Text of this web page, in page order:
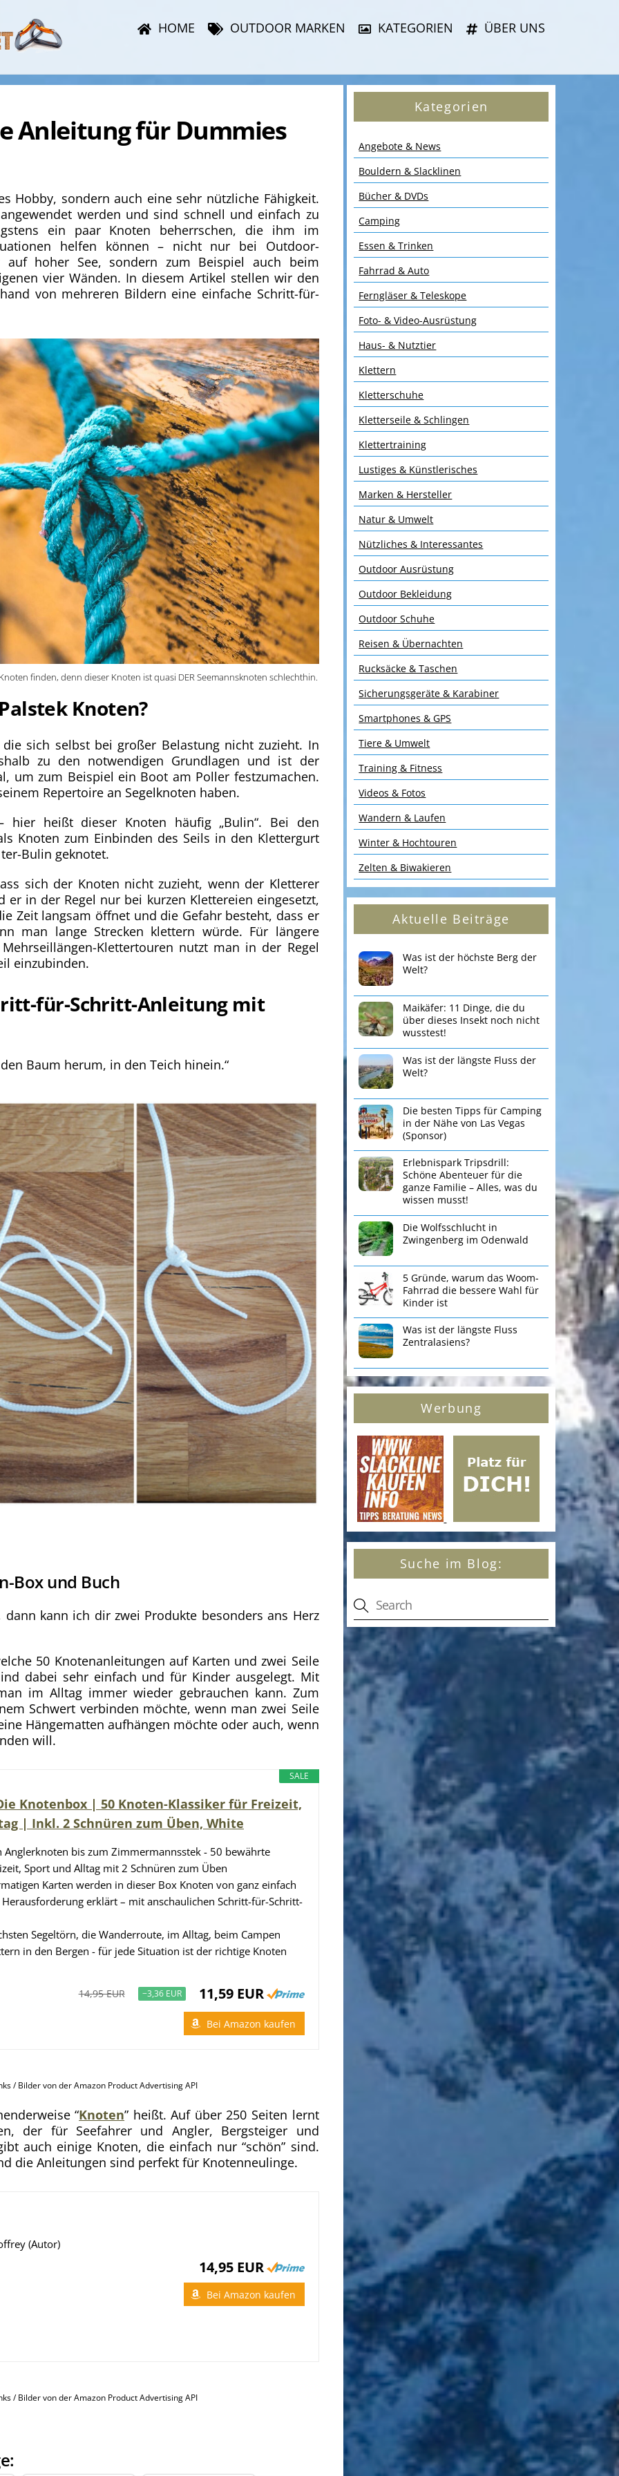
HOME OUTDOOR MARKEN KATEGORIEN ÜBER UNS
Anleitung für Dummies
Hobby, sondern auch eine sehr nützliche Fähigkeit.
werden und sind schnell und einfach zu
ein paar Knoten beherrschen, die ihm im
helfen können – nicht nur bei Outdoor-
auf hoher See, sondern zum Beispiel auch beim
vier Wänden. In diesem Artikel stellen wir den
von mehreren Bildern eine einfache Schritt-für-
finden, denn dieser Knoten ist quasi DER Seemannsknoten schlechthin.
Knoten?
sich selbst bei großer Belastung nicht zuzieht. In
zu den notwendigen Grundlagen und ist der
um zum Beispiel ein Boot am Poller festzumachen.
Repertoire an Segelknoten haben.
hier heißt dieser Knoten häufig „Bulin“. Bei den
Knoten zum Einbinden des Seils in den Klettergurt
Bulin geknotet.
sich der Knoten nicht zuzieht, wenn der Kletterer
in der Regel nur bei kurzen Klettereien eingesetzt,
Zeit langsam öffnet und die Gefahr besteht, dass er
man lange Strecken klettern würde. Für längere
Klettertouren nutzt man in der Regel
einzubinden.
für-Schritt-Anleitung mit
Baum herum, in den Teich hinein.“
Box und Buch
kann ich dir zwei Produkte besonders ans Herz
50 Knotenanleitungen auf Karten und zwei Seile
dabei sehr einfach und für Kinder ausgelegt. Mit
im Alltag immer wieder gebrauchen kann. Zum
Schwert verbinden möchte, wenn man zwei Seile
Hängematten aufhängen möchte oder auch, wenn
will.
SALE
Knotenbox | 50 Knoten-Klassiker für Freizeit,
| Inkl. 2 Schnüren zum Üben, White
Anglerknoten bis zum Zimmermannsstek - 50 bewährte
Sport und Alltag mit 2 Schnüren zum Üben
Karten werden in dieser Box Knoten von ganz einfach
erklärt – mit anschaulichen Schritt-für-Schritt-
Segeltörn, die Wanderroute, im Alltag, beim Campen
in den Bergen - für jede Situation ist der richtige Knoten
14,95 EUR −3,36 EUR 11,59 EUR
Bei Amazon kaufen
/ Bilder von der Amazon Product Advertising API
“Knoten” heißt. Auf über 250 Seiten lernt
der für Seefahrer und Angler, Bergsteiger und
auch einige Knoten, die einfach nur “schön” sind.
die Anleitungen sind perfekt für Knotenneulinge.
(Autor)
14,95 EUR
Bei Amazon kaufen
/ Bilder von der Amazon Product Advertising API
Kategorien
Angebote & News
Bouldern & Slacklinen
Bücher & DVDs
Camping
Essen & Trinken
Fahrrad & Auto
Ferngläser & Teleskope
Foto- & Video-Ausrüstung
Haus- & Nutztier
Klettern
Kletterschuhe
Kletterseile & Schlingen
Klettertraining
Lustiges & Künstlerisches
Marken & Hersteller
Natur & Umwelt
Nützliches & Interessantes
Outdoor Ausrüstung
Outdoor Bekleidung
Outdoor Schuhe
Reisen & Übernachten
Rucksäcke & Taschen
Sicherungsgeräte & Karabiner
Smartphones & GPS
Tiere & Umwelt
Training & Fitness
Videos & Fotos
Wandern & Laufen
Winter & Hochtouren
Zelten & Biwakieren
Aktuelle Beiträge
Was ist der höchste Berg der
Welt?
Maikäfer: 11 Dinge, die du
über dieses Insekt noch nicht
wusstest!
Was ist der längste Fluss der
Welt?
Die besten Tipps für Camping
in der Nähe von Las Vegas
(Sponsor)
Erlebnispark Tripsdrill:
Schöne Abenteuer für die
ganze Familie – Alles, was du
wissen musst!
Die Wolfsschlucht in
Zwingenberg im Odenwald
5 Gründe, warum das Woom-
Fahrrad die bessere Wahl für
Kinder ist
Was ist der längste Fluss
Zentralasiens?
Werbung
Suche im Blog: